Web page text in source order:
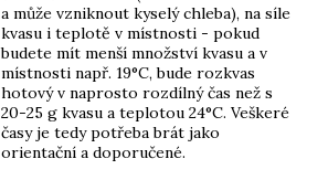
a může vzniknout kyselý chleba), na síle
kvasu i teplotě v místnosti - pokud
budete mít menší množství kvasu a v
místnosti např. 19°C, bude rozkvas
hotový v naprosto rozdílný čas než s
20-25 g kvasu a teplotou 24°C. Veškeré
časy je tedy potřeba brát jako
orientační a doporučené.